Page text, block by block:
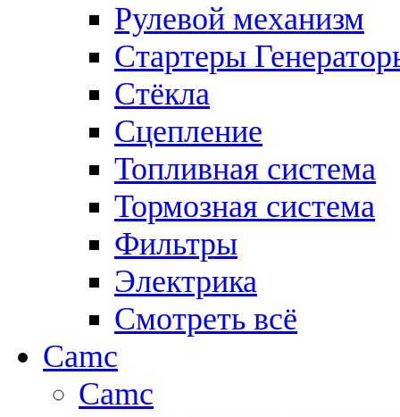
Рулевой механизм
Стартеры
Стёкла
Сцепление
Топливная система
Тормозная система
Фильтры
Электрика
Смотреть всё
Camc
Camc